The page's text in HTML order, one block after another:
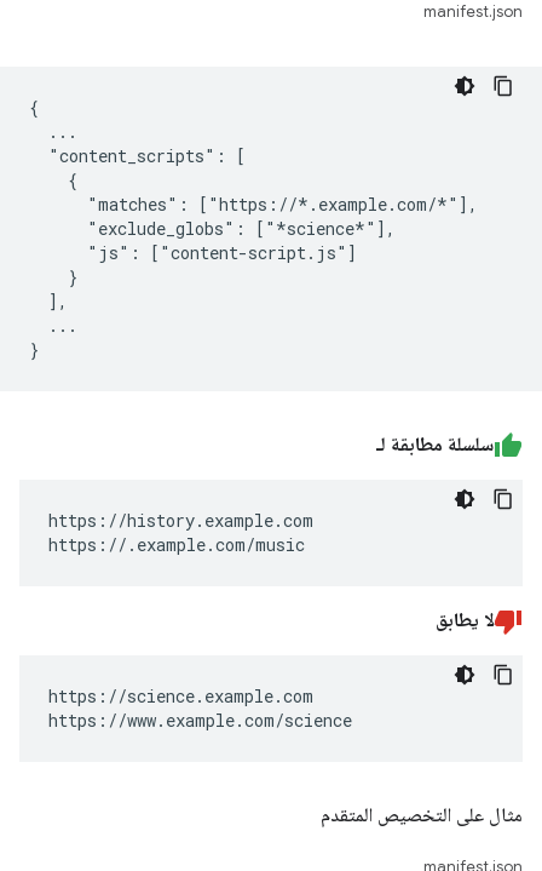
manifest.json
{
  ...
  "content_scripts": [
    {
      "matches": ["https://*.example.com/*"],
      "exclude_globs": ["*science*"],
      "js": ["content-script.js"]
    }
  ],
  ...
سلسلة مطابقة لـ
https://history.example.com
https://.example.com/music
لا يطابق
https://science.example.com
https://www.example.com/science
مثال على التخصيص المتقدم
manifest.json